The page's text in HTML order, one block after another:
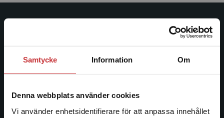
Samtycke Information Om
Denna webbplats använder cookies
Vi använder enhetsidentifierare för att anpassa innehållet
ledande utbildningsförlag. Med läromedel, kurslitteratur,
facklitteratur, utbildningar och digitala
längs hela kunskapsresan.